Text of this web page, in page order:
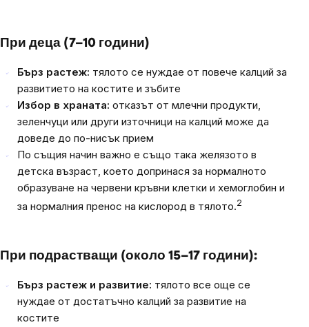
При деца (7–10 години)
Бърз растеж: тялото се нуждае от повече калций за
развитието на костите и зъбите
Избор в храната: отказът от млечни продукти,
зеленчуци или други източници на калций може да
доведе до по-нисък прием
По същия начин важно е също така желязото в
детска възраст, което допринася за нормалното
образуване на червени кръвни клетки и хемоглобин и
за нормалния пренос на кислород в тялото.2
При подрастващи (около 15–17 години):
Бърз растеж и развитие: тялото все още се
нуждае от достатъчно калций за развитие на
костите